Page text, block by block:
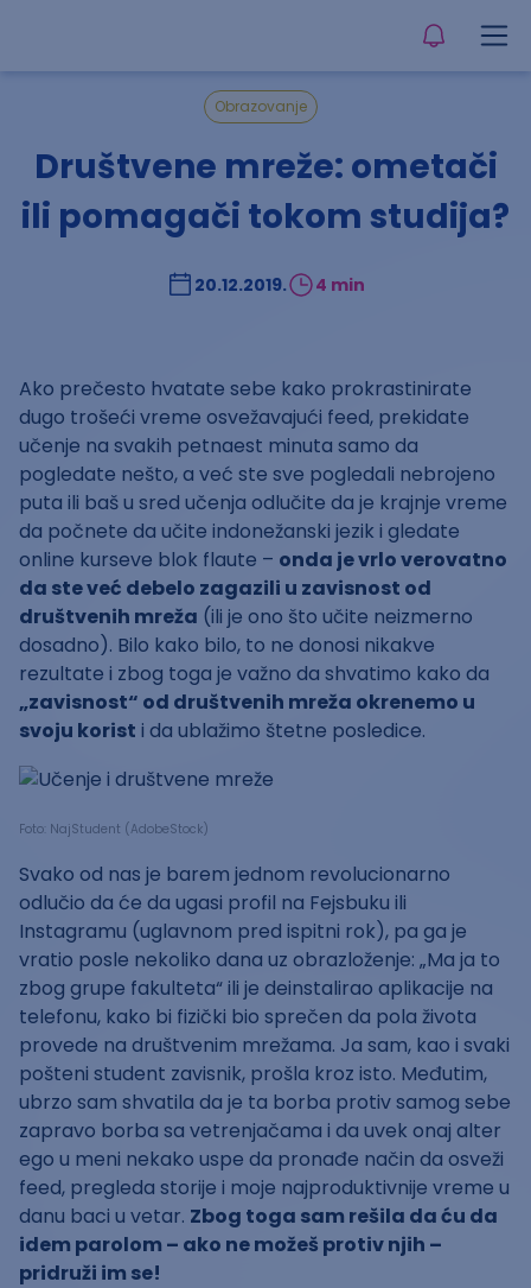
Obrazovanje
Društvene mreže: ometači
ili pomagači tokom studija?
20.12.2019. 4 min
Ako prečesto hvatate sebe kako prokrastinirate
dugo trošeći vreme osvežavajući feed, prekidate
učenje na svakih petnaest minuta samo da
pogledate nešto, a već ste sve pogledali nebrojeno
puta ili baš u sred učenja odlučite da je krajnje vreme
da počnete da učite indonežanski jezik i gledate
online kurseve blok flaute – onda je vrlo verovatno
da ste već debelo zagazili u zavisnost od
društvenih mreža (ili je ono što učite neizmerno
dosadno). Bilo kako bilo, to ne donosi nikakve
rezultate i zbog toga je važno da shvatimo kako da
„zavisnost“ od društvenih mreža okrenemo u
svoju korist i da ublažimo štetne posledice.
Foto: NajStudent (AdobeStock)
Svako od nas je barem jednom revolucionarno
odlučio da će da ugasi profil na Fejsbuku ili
Instagramu (uglavnom pred ispitni rok), pa ga je
vratio posle nekoliko dana uz obrazloženje: „Ma ja to
zbog grupe fakulteta“ ili je deinstalirao aplikacije na
telefonu, kako bi fizički bio sprečen da pola života
provede na društvenim mrežama. Ja sam, kao i svaki
pošteni student zavisnik, prošla kroz isto. Međutim,
ubrzo sam shvatila da je ta borba protiv samog sebe
zapravo borba sa vetrenjačama i da uvek onaj alter
ego u meni nekako uspe da pronađe način da osveži
feed, pregleda storije i moje najproduktivnije vreme u
danu baci u vetar. Zbog toga sam rešila da ću da
idem parolom – ako ne možeš protiv njih –
pridruži im se!